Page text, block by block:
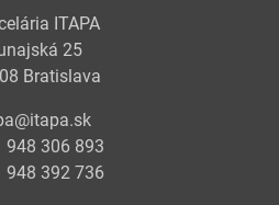
ITAPA
25
Bratislava
948 306 893
948 392 736